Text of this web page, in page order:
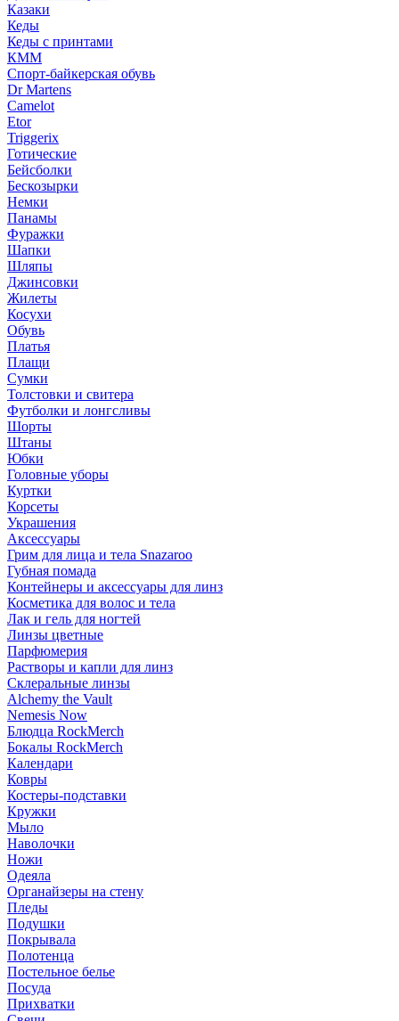
Казаки
Кеды
Кеды с принтами
КММ
Спорт-байкерская обувь
Dr Martens
Camelot
Etor
Triggerix
Готические
Бейсболки
Бескозырки
Немки
Панамы
Фуражки
Шапки
Шляпы
Джинсовки
Жилеты
Косухи
Обувь
Платья
Плащи
Сумки
Толстовки и свитера
Футболки и лонгсливы
Шорты
Штаны
Юбки
Головные уборы
Куртки
Корсеты
Украшения
Аксессуары
Грим для лица и тела Snazaroo
Губная помада
Контейнеры и аксессуары для линз
Косметика для волос и тела
Лак и гель для ногтей
Линзы цветные
Парфюмерия
Растворы и капли для линз
Склеральные линзы
Alchemy the Vault
Nemesis Now
Блюдца RockMerch
Бокалы RockMerch
Календари
Ковры
Костеры-подставки
Кружки
Мыло
Наволочки
Ножи
Одеяла
Органайзеры на стену
Пледы
Подушки
Покрывала
Полотенца
Постельное белье
Посуда
Прихватки